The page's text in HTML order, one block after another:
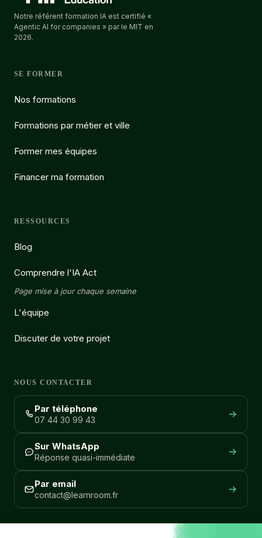
Notre référent formation IA est certifié «
Agentic AI for companies » par le MIT en
2026.
SE FORMER
Nos formations
Formations par métier et ville
Former mes équipes
Financer ma formation
RESSOURCES
Blog
Comprendre l'IA Act
Page mise à jour chaque semaine
L'équipe
Discuter de votre projet
NOUS CONTACTER
Par téléphone
07 44 30 99 43
Sur WhatsApp
Réponse quasi-immédiate
Par email
contact@learnroom.fr